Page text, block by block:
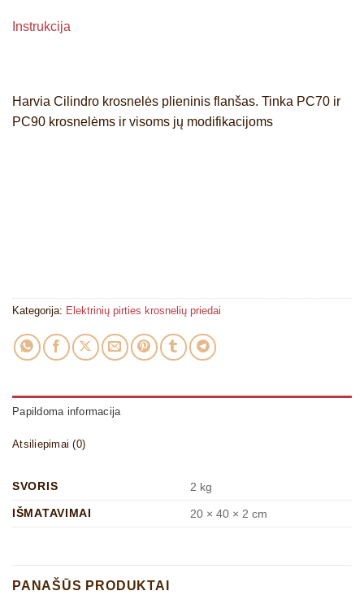
Instrukcija
Harvia Cilindro krosnelės plieninis flanšas. Tinka PC70 ir
PC90 krosnelėms ir visoms jų modifikacijoms
Kategorija: Elektrinių pirties krosnelių priedai
Papildoma informacija
Atsiliepimai (0)
SVORIS
2 kg
IŠMATAVIMAI
20 × 40 × 2 cm
PANAŠŪS PRODUKTAI